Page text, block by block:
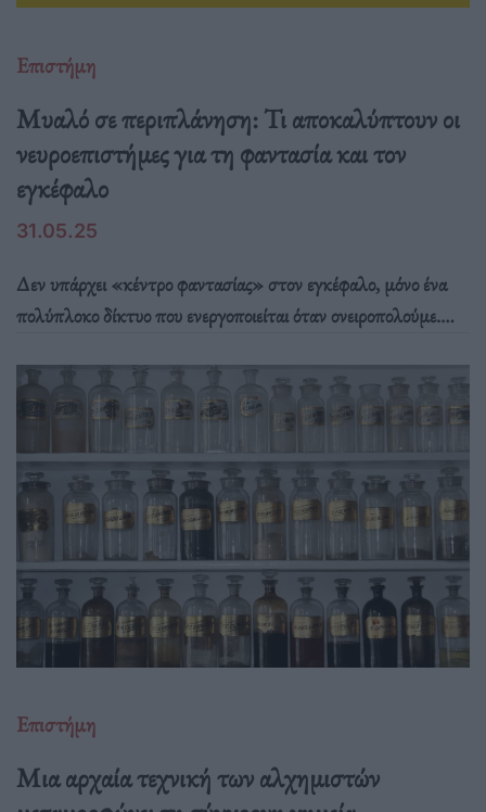
Επιστήμη
Μυαλό σε περιπλάνηση: Τι αποκαλύπτουν οι
νευροεπιστήμες για τη φαντασία και τον
εγκέφαλο
31.05.25
Δεν υπάρχει «κέντρο φαντασίας» στον εγκέφαλο, μόνο ένα
πολύπλοκο δίκτυο που ενεργοποιείται όταν ονειροπολούμε.
συνεργασία μνήμης, συναισθήματος και ενδοσκόπησης.
Επιστήμη
Μια αρχαία τεχνική των αλχημιστών